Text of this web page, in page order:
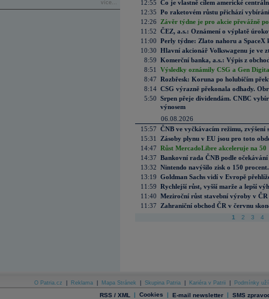
více...
12:55 Co je vlastně cílem americké
12:35 Po raketovém růstu přichází
12:26
Závěr týdne je pro akcie převážně
11:52 ČEZ, a.s.: Oznámení o výplatě
11:00 Perly týdne: Zlato nahoru a SpaceX
10:30 Hlavní akcionář Volkswagenu je ve
8:59 Komerční banka, a.s.: Výpis z
8:51
Výsledky oznámily CSG a Gen
8:47 Rozbřesk: Koruna po holubičím
8:14 CSG výrazně překonala odhady.
5:50 Srpen přeje dividendám. CNBC
výnosem
06.08.2026
15:57 ČNB ve vyčkávacím režimu, zvýšení
15:31
Zásoby plynu v EU jsou pro toto
14:47 Růst MercadoLibre akceleruje na
14:37 Bankovní rada ČNB podle
13:32 Nintendo navýšilo zisk o 150
13:19 Goldman Sachs vidí v Evropě
11:59 Rychlejší růst, vyšší marže a lepší
11:40 Meziroční růst stavební výroby v
11:37
Zahraniční obchod ČR v červnu
1 2 3 4
O Patria.cz Reklama Mapa Stránek Skupina Patria Kariéra v Patrii Podmínky
RSS / XML | Cookies | E-mail newsletter | SMS